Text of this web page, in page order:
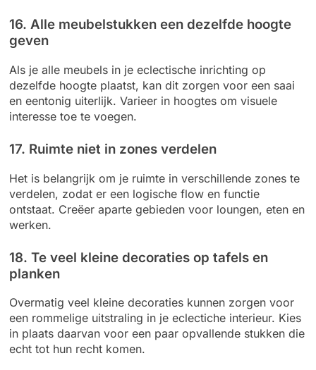
16. Alle meubelstukken een dezelfde hoogte
geven
Als je alle meubels in je eclectische inrichting op
dezelfde hoogte plaatst, kan dit zorgen voor een saai
en eentonig uiterlijk. Varieer in hoogtes om visuele
interesse toe te voegen.
17. Ruimte niet in zones verdelen
Het is belangrijk om je ruimte in verschillende zones te
verdelen, zodat er een logische flow en functie
ontstaat. Creëer aparte gebieden voor loungen, eten en
werken.
18. Te veel kleine decoraties op tafels en
planken
Overmatig veel kleine decoraties kunnen zorgen voor
een rommelige uitstraling in je eclectiche interieur. Kies
in plaats daarvan voor een paar opvallende stukken die
echt tot hun recht komen.